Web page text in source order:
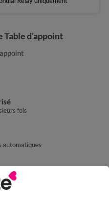
Table d'appoint
fois
automatiques
Relay uniquement